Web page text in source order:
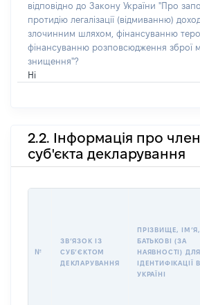
відповідно до Закону України "Про
протидію легалізації (відмиванню)
злочинним шляхом, фінансуванню
фінансуванню розповсюдження зброї
знищення"?
Ні
2.2. Інформація про
суб'єкта декларування
№
ЗВʼЯЗОК ІЗ
СУБʼЄКТОМ
ДЕКЛАРУВАННЯ
ПРІЗВИЩЕ,
БАТЬКОВІ (ЗА
НАЯВНОСТІ) ДЛЯ
ІДЕНТИФІКАЦІЇ В
УКРАЇНІ